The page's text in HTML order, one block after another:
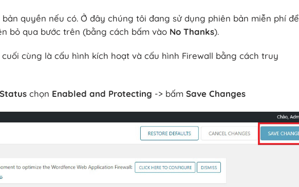
quyền nếu có. Ở đây chúng tôi đang sử dụng phiên bản miễn phí để
bỏ qua bước trên (bằng cách bấm vào No Thanks).
cùng là cấu hình kích hoạt và cấu hình Firewall bằng cách truy
chọn Enabled and Protecting -> bấm Save Changes